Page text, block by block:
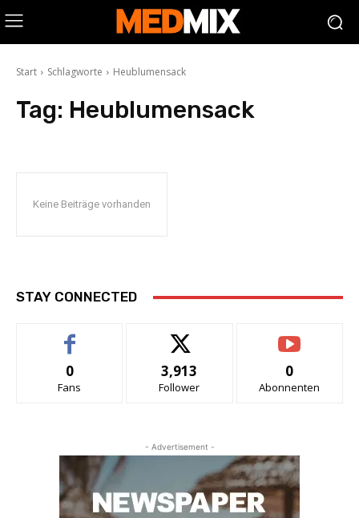
Start Schlagworte Heublumensack
Tag: Heublumensack
Keine Beiträge vorhanden
STAY CONNECTED
0
Fans
3,913
Follower
0
Abonnenten
- Advertisement -